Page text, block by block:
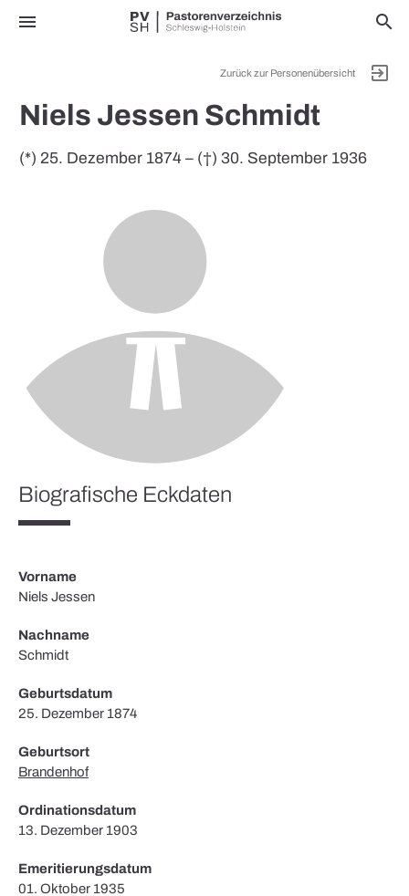
menu search
Zurück zur Personenübersicht exit_to_app
Niels Jessen Schmidt
(*) 25. Dezember 1874 – (†) 30. September 1936
Biografische Eckdaten
Vorname
Niels Jessen
Nachname
Schmidt
Geburtsdatum
25. Dezember 1874
Geburtsort
Brandenhof
Ordinationsdatum
13. Dezember 1903
Emeritierungsdatum
01. Oktober 1935